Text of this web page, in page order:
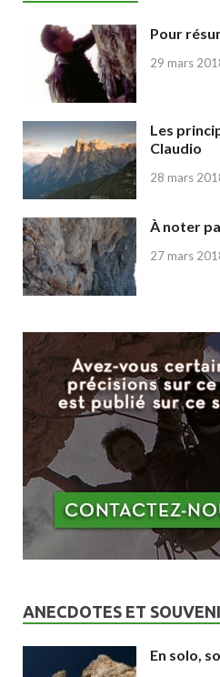
Pour
29 mars
Les
Claudio
28 mars
À noter
27 mars
ANECDOTES ET
En solo,